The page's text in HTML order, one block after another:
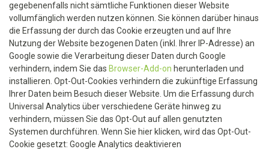
gegebenenfalls nicht sämtliche Funktionen dieser Website
vollumfänglich werden nutzen können. Sie können darüber hinaus
die Erfassung der durch das Cookie erzeugten und auf Ihre
Nutzung der Website bezogenen Daten (inkl. Ihrer IP-Adresse) an
Google sowie die Verarbeitung dieser Daten durch Google
verhindern, indem Sie das Browser-Add-on herunterladen und
installieren. Opt-Out-Cookies verhindern die zukünftige Erfassung
Ihrer Daten beim Besuch dieser Website. Um die Erfassung durch
Universal Analytics über verschiedene Geräte hinweg zu
verhindern, müssen Sie das Opt-Out auf allen genutzten
Systemen durchführen. Wenn Sie hier klicken, wird das Opt-Out-
Cookie gesetzt: Google Analytics deaktivieren